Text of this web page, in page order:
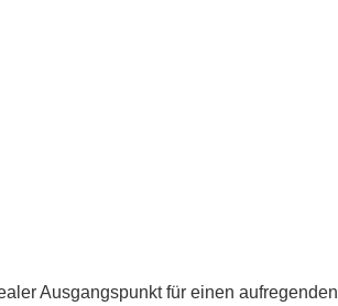
Ausgangspunkt für einen aufregenden